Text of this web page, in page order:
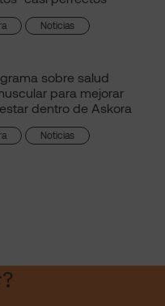
Noticias
sobre salud
para mejorar
dentro de Askora
Noticias